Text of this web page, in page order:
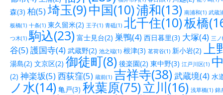
森(3) 柏(5)埼玉(9)中国(10)浦和(13) 南浦和(1) 武蔵
板橋(1) 十条(1) 東久留米(2) 王子(1) 青砥(1) 北千住(10)板橋
つ木(1) 駒込(23) 富士見台(2) 巣鴨(4) 西日暮里(3) 大塚(4) 三ノ
谷(5)護国寺(4) 武蔵野(2) 池之端(1) 根津(3) 茗荷谷(1) 新小岩(2) 上
湯島(2) 文京区(2) 御徒町(8) 後楽園(2) 東中野(3) 江戸川区(1)
(2) 神楽坂(5)西荻窪(5) 蔵前(1) 吉祥寺(38)武蔵境(4) 水
ノ水(14) 亀戸(3) 秋葉原(75)立川(16) 浅草橋(1) 錦